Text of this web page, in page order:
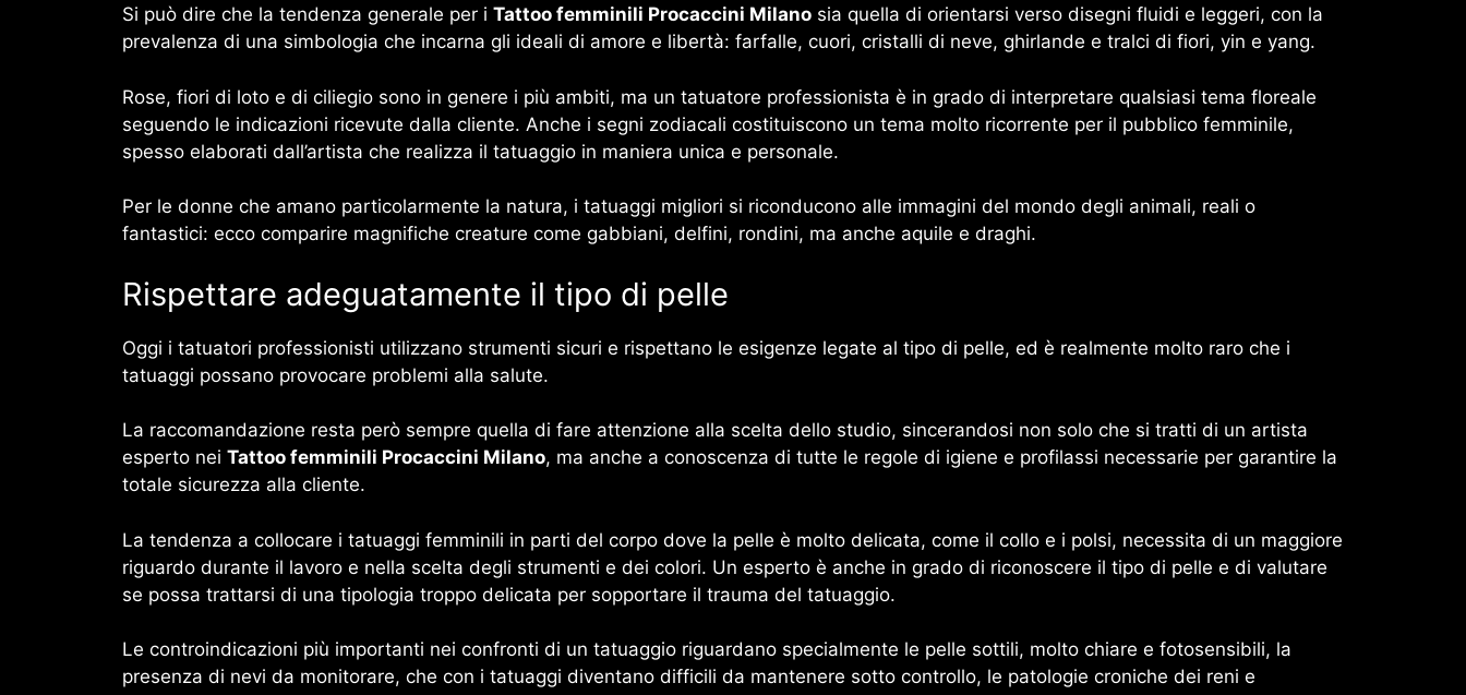
Si può dire che la tendenza generale per i Tattoo femminili Procaccini Milano sia quella di orientarsi verso disegni fluidi e leggeri, con la
prevalenza di una simbologia che incarna gli ideali di amore e libertà: farfalle, cuori, cristalli di neve, ghirlande e tralci di fiori, yin e yang.
Rose, fiori di loto e di ciliegio sono in genere i più ambiti, ma un tatuatore professionista è in grado di interpretare qualsiasi tema floreale
seguendo le indicazioni ricevute dalla cliente. Anche i segni zodiacali costituiscono un tema molto ricorrente per il pubblico femminile,
spesso elaborati dall’artista che realizza il tatuaggio in maniera unica e personale.
Per le donne che amano particolarmente la natura, i tatuaggi migliori si riconducono alle immagini del mondo degli animali, reali o
fantastici: ecco comparire magnifiche creature come gabbiani, delfini, rondini, ma anche aquile e draghi.
Rispettare adeguatamente il tipo di pelle
Oggi i tatuatori professionisti utilizzano strumenti sicuri e rispettano le esigenze legate al tipo di pelle, ed è realmente molto raro che i
tatuaggi possano provocare problemi alla salute.
La raccomandazione resta però sempre quella di fare attenzione alla scelta dello studio, sincerandosi non solo che si tratti di un artista
esperto nei Tattoo femminili Procaccini Milano, ma anche a conoscenza di tutte le regole di igiene e profilassi necessarie per garantire la
totale sicurezza alla cliente.
La tendenza a collocare i tatuaggi femminili in parti del corpo dove la pelle è molto delicata, come il collo e i polsi, necessita di un maggiore
riguardo durante il lavoro e nella scelta degli strumenti e dei colori. Un esperto è anche in grado di riconoscere il tipo di pelle e di valutare
se possa trattarsi di una tipologia troppo delicata per sopportare il trauma del tatuaggio.
Le controindicazioni più importanti nei confronti di un tatuaggio riguardano specialmente le pelle sottili, molto chiare e fotosensibili, la
presenza di nevi da monitorare, che con i tatuaggi diventano difficili da mantenere sotto controllo, le patologie croniche dei reni e